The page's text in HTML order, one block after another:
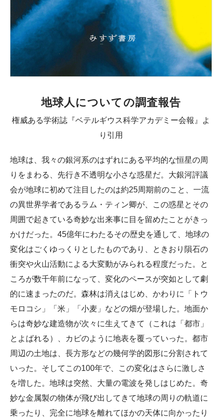
地球人についての調査報告
権威ある学術誌『ベテルギウス科学アカデミー会報』よ
り引用
地球は、我々の銀河系のはずれにある平均的な恒星の周
りをまわる、先行き不透明な小さな惑星だ。大銀河評議
会が地球に初めて注目したのは約25周期前のこと、一流
の異世界学者であるラム・ティン卿が、この惑星とその
周囲で起きている奇妙な出来事に目を留めたことがきっ
かけだった。45億年にわたるその歴史を通して、地球の
変化はごくゆっくりとしたものであり、ときおり隕石の
衝突や火山活動による大変動がみられる程度だった。と
ころが数千年前になって、変化のペースが突如として劇
的に速まったのだ。森林は消えはじめ、かわりに「トウ
モロコシ」「米」「小麦」などの畑が登場した。地面か
らは奇妙な建造物が次々に生えてきて（これは「都市」
とよばれる）、カビのように地表を覆っていった。都市
周辺の土地は、長方形などの幾何学的図形に分割されて
いった。そしてこの100年で、この変化はさらに激しさ
を増した。地球は突然、大量の電波を発しはじめた。奇
妙な金属製の物体が飛び出してきて地球の周りの軌道に
乗ったり、完全に地球を離れてほかの天体に向かったり